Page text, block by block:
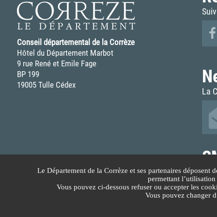
Conseil départemental de la Corrèze
Hôtel du Département Marbot
9 rue René et Emile Fage
BP 199
19005 Tulle Cédex
Mentions légales
La
Le Département de la Corrèze et ses partenaires déposent
permettant
Vous pouvez ci-dessous refuser ou accepter les
Vous pouvez changer